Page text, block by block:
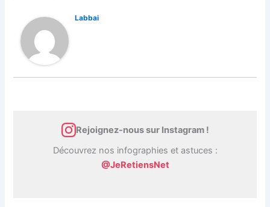
Labbai
Rejoignez-nous sur Instagram !
Découvrez nos infographies et astuces :
@JeRetiensNet